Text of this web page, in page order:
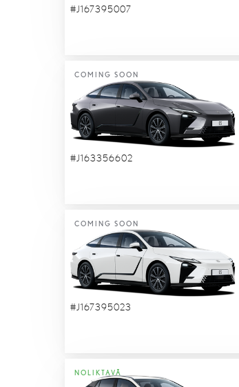
#J167395007
COMING SOON
#J163356602
COMING SOON
#J167395023
NOLIKTAVĀ